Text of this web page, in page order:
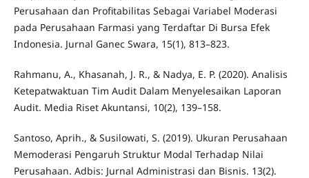
Perusahaan dan Profitabilitas Sebagai Variabel Moderasi
pada Perusahaan Farmasi yang Terdaftar Di Bursa Efek
Indonesia. Jurnal Ganec Swara, 15(1), 813–823.
Rahmanu, A., Khasanah, J. R., & Nadya, E. P. (2020). Analisis
Ketepatwaktuan Tim Audit Dalam Menyelesaikan Laporan
Audit. Media Riset Akuntansi, 10(2), 139–158.
Santoso, Aprih., & Susilowati, S. (2019). Ukuran Perusahaan
Memoderasi Pengaruh Struktur Modal Terhadap Nilai
Perusahaan. Adbis: Jurnal Administrasi dan Bisnis. 13(2).